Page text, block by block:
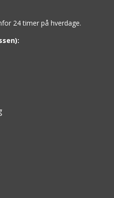
24 timer på hverdage.